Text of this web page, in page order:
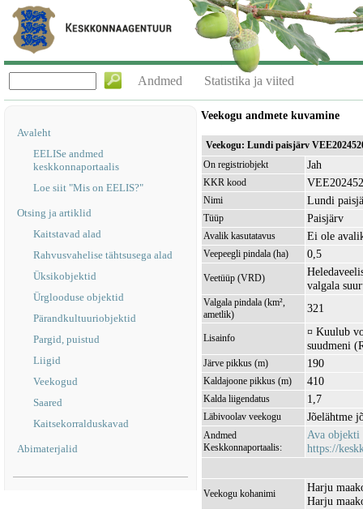
Andmed Statistika ja viited
Avaleht
EELISe andmed
keskkonnaportaalis
Loe siit "Mis on EELIS?"
Otsing ja artiklid
Kaitstavad alad
Rahvusvahelise tähtsusega alad
Üksikobjektid
Ürglooduse objektid
Pärandkultuuriobjektid
Pargid, puistud
Liigid
Veekogud
Saared
Kaitsekorralduskavad
Abimaterjalid
Veekogu andmete kuvamine
Veekogu: Lundi paisjärv
On registriobjekt
Jah
KKR kood
Nimi Lundi
Tüüp Paisjärv
Avalik kasutatavus Ei ole
Veepeegli pindala (ha) 0,5
Veetüüp (VRD)
valgala
Valgala pindala (km²,
ametlik)
321
Lisainfo
¤ Kuulub
suudmeni
Järve pikkus (m) 190
Kaldajoone pikkus (m) 410
Kalda liigendatus 1,7
Läbivoolav veekogu Jõelähtme
Andmed
Keskkonnaportaalis:
Ava objekti
https://
Veekogu kohanimi
Harju
Harju